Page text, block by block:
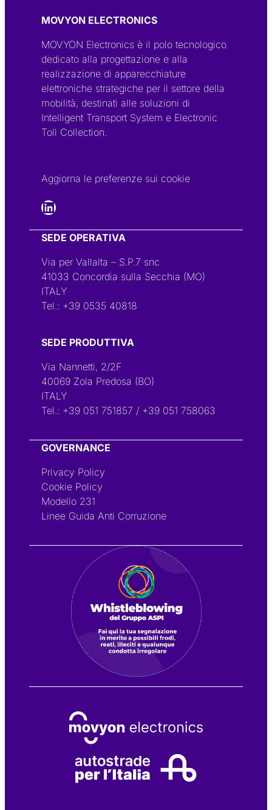
MOVYON ELECTRONICS
MOVYON Electronics è il polo tecnologico
dedicato alla progettazione e alla
realizzazione di apparecchiature
elettroniche strategiche per il settore della
mobilità, destinati alle soluzioni di
Intelligent Transport System e Electronic
Toll Collection.
Aggiorna le preferenze sui cookie
LinkedIn
SEDE OPERATIVA
Via per Vallalta – S.P.7 snc
41033 Concordia sulla Secchia (MO)
ITALY
Tel.: +39 0535 40818
SEDE PRODUTTIVA
Via Nannetti, 2/2F
40069 Zola Predosa (BO)
ITALY
Tel.: +39 051 751857 / +39 051 758063
GOVERNANCE
Privacy Policy
Cookie Policy
Modello 231
Linee Guida Anti Corruzione